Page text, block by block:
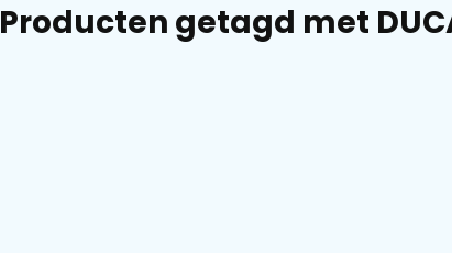
Producten getagd met